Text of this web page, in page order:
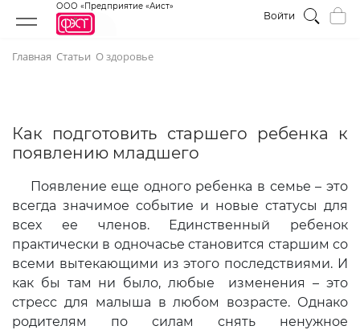
ООО «Предприятие «Аист»
Войти
Главная Статьи О здоровье
Как подготовить старшего ребенка к
появлению младшего
Появление еще одного ребенка в семье – это
всегда значимое событие и новые статусы для
всех ее членов. Единственный ребенок
практически в одночасье становится старшим со
всеми вытекающими из этого последствиями. И
как бы там ни было, любые изменения – это
стресс для малыша в любом возрасте. Однако
родителям по силам снять ненужное